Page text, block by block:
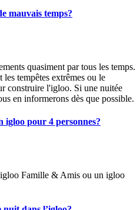
mauvais temps?
quasiment par tous les temps.
les tempêtes extrêmes ou le
construire l'igloo. Si une nuitée
en informerons dès que possible.
pour 4 personnes?
Famille & Amis ou un igloo